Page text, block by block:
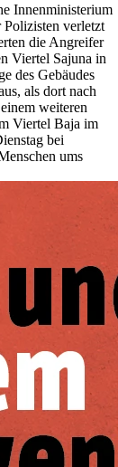
Innenministerium
verletzt
die Angreifer
Viertel Sajuna in
des Gebäudes
als dort nach
weiteren
Viertel Baja im
bei
ums